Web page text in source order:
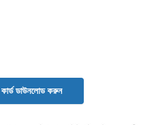
ডাউনলোড করুন